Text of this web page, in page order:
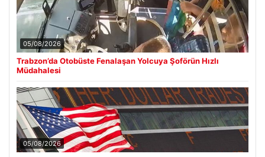
05/08/2026
Trabzon’da Otobüste Fenalaşan Yolcuya Şoförün Hızlı
Müdahalesi
05/08/2026